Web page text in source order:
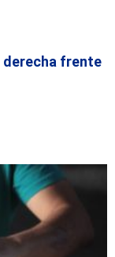
derecha frente